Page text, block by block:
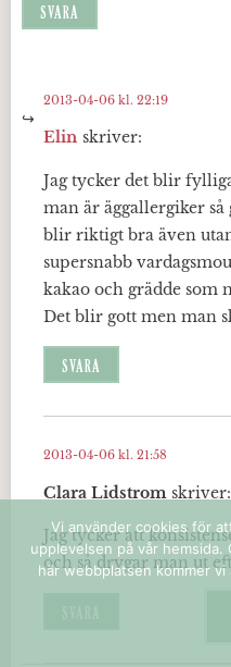
SVARA
Elin skriver:
2013-04-06 kl. 22:19
Jag tycker det blir
man är äggallergiker
blir riktigt bra även
supersnabb
kakao och grädde som
Det blir gott men man
SVARA
Clara Lidstrom skriver:
2013-04-06 kl. 21:58
Jag tycker att
och så drygar man ut
Vi använder cookies för
upplevelsen på vår
här webbplatsen kommer